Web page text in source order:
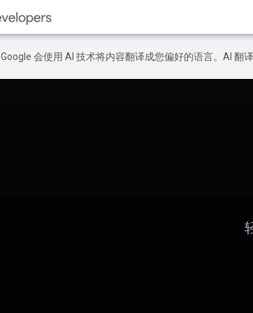
Google 会使用 AI 技术将内容翻译成您偏好的语言。AI 翻